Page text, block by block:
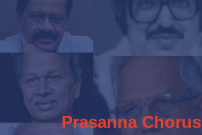
PrasannaChorus